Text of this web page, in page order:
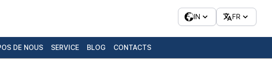
IN FR
DE NOUS SERVICE BLOG CONTACTS